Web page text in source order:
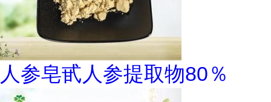
人参皂甙人参提取物80％